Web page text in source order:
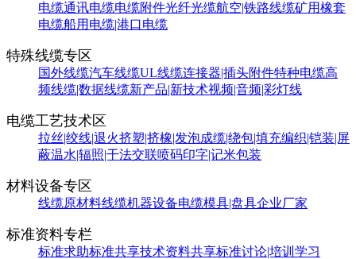
电缆通讯电缆电缆附件光纤光缆航空|铁路线缆矿用橡套
电缆船用电缆|港口电缆
特殊线缆专区
国外线缆汽车线缆UL线缆连接器|插头附件特种电缆高
频线缆|数据线缆新产品|新技术视频|音频|彩灯线
电缆工艺技术区
拉丝|绞线|退火挤塑|挤橡|发泡成缆|绕包|填充编织|铠装|屏
蔽温水|辐照|干法交联喷码印字|记米包装
材料设备专区
线缆原材料线缆机器设备电缆模具|盘具企业厂家
标准资料专栏
标准求助标准共享技术资料共享标准讨论|培训学习